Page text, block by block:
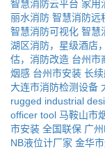
智慧消防云平台 家用
丽水消防 智慧消防远
智慧消防可视化 智慧
湖区消防，星级酒店
估，消防改造 台州市
烟感 台州市安装 长
大连市消防检测设备
rugged industrial
officer tool 马鞍山市
市安装 全国联保 广
NB液位计厂家 金华